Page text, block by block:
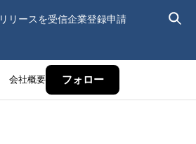
リースを受信企業登録申請
会社概要 フォロー